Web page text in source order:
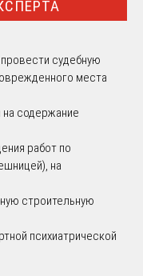
судебную
места
на содержание
работ по
на
строительную
психиатрической